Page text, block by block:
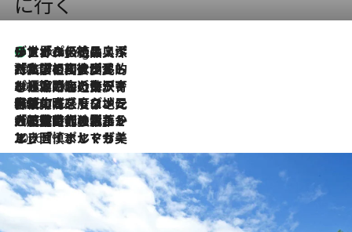
1 Hour Ago
リスボンの絶品スイーツ「パステル・デ・ナタ」とは？ポルトガル伝統の奥深い世界へ
2026.7.27
「私の祖国はポルトガル語です」国民的詩人フェルナンド・ペソアと、彼が愛した文学の街を歩く
2026.7.26
ポルトガル近海が育む極上の海の幸。キリリと冷えた白ワインと愉しむ、シーフード専門店の贅沢
2026.7.22
伝統の味をモダンに昇華。高感度な地元客が集う、リスボンの最旬ガストロノミー
2026.7.21
大航海時代の栄華から、震災、独裁、そして革命へ。ポルトガル・首都リスボンの石畳に刻まれた「歴史の光と影」
2026.7.13
エッセイ・ヤマザキマリ「慎ましくも美しき国 ポルトガル」